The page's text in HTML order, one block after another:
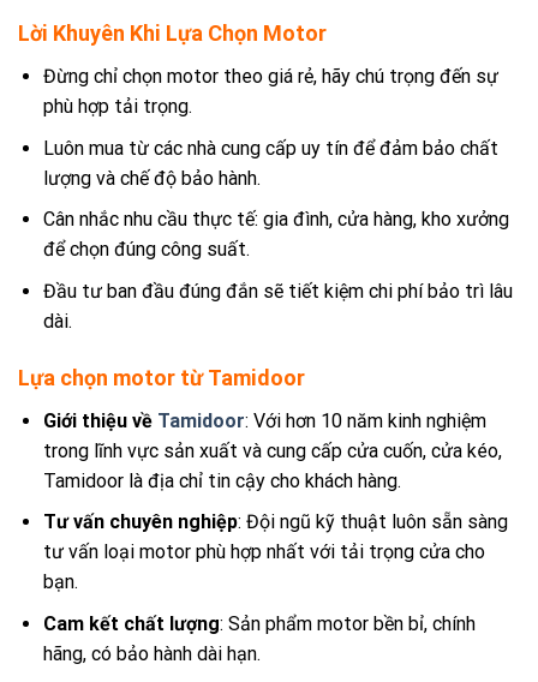
Lời Khuyên Khi Lựa Chọn Motor
Đừng chỉ chọn motor theo giá rẻ, hãy chú trọng đến sự
phù hợp tải trọng.
Luôn mua từ các nhà cung cấp uy tín để đảm bảo chất
lượng và chế độ bảo hành.
Cân nhắc nhu cầu thực tế: gia đình, cửa hàng, kho xưởng
để chọn đúng công suất.
Đầu tư ban đầu đúng đắn sẽ tiết kiệm chi phí bảo trì lâu
dài.
Lựa chọn motor từ Tamidoor
Giới thiệu về Tamidoor: Với hơn 10 năm kinh nghiệm
trong lĩnh vực sản xuất và cung cấp cửa cuốn, cửa kéo,
Tamidoor là địa chỉ tin cậy cho khách hàng.
Tư vấn chuyên nghiệp: Đội ngũ kỹ thuật luôn sẵn sàng
tư vấn loại motor phù hợp nhất với tải trọng cửa cho
bạn.
Cam kết chất lượng: Sản phẩm motor bền bỉ, chính
hãng, có bảo hành dài hạn.